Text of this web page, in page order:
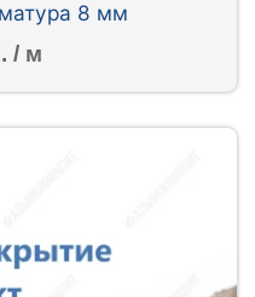
8 мм
/ м